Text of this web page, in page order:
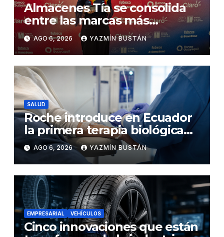
Almacenes Tía se consolida
entre las marcas más
influyentes del Ecuador
AGO 6, 2026 YAZMÍN BUSTÁN
SALUD
Roche introduce en Ecuador
la primera terapia biológica
de precisión capaz de
detener el daño renal por
nefritis lúpica
AGO 6, 2026 YAZMÍN BUSTÁN
EMPRESARIAL VEHÍCULOS
Cinco innovaciones que están